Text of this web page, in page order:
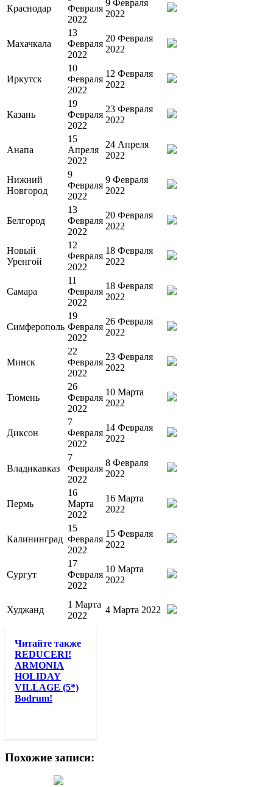
Краснодар
Февраля
2022
9 Февраля
2022
Махачкала
13
Февраля
2022
20 Февраля
2022
Иркутск
10
Февраля
2022
12 Февраля
2022
Казань
19
Февраля
2022
23 Февраля
2022
Анапа
15
Апреля
2022
24 Апреля
2022
Нижний
Новгород
9
Февраля
2022
9 Февраля
2022
Белгород
13
Февраля
2022
20 Февраля
2022
Новый
Уренгой
12
Февраля
2022
18 Февраля
2022
Самара
11
Февраля
2022
18 Февраля
2022
Симферополь
19
Февраля
2022
26 Февраля
2022
Минск
22
Февраля
2022
23 Февраля
2022
Тюмень
26
Февраля
2022
10 Марта
2022
Диксон
7
Февраля
2022
14 Февраля
2022
Владикавказ
7
Февраля
2022
8 Февраля
2022
Пермь
16
Марта
2022
16 Марта
2022
Калининград
15
Февраля
2022
15 Февраля
2022
Сургут
17
Февраля
2022
10 Марта
2022
Худжанд
1 Марта
2022
4 Марта 2022
Читайте также
REDUCERI!
ARMONIA
HOLIDAY
VILLAGE (5*)
Bodrum!
Похожие записи: